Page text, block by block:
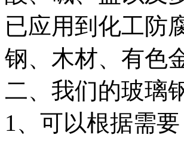
已应用到化工防
钢、木材、有色
二、我们的玻璃
1、可以根据需